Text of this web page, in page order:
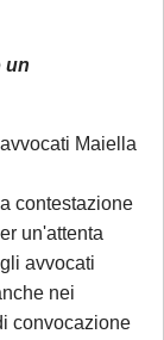
un
Maiella
contestazione
un'attenta
avvocati
nei
convocazione
in una
evasa
riscontro
le
le richieste